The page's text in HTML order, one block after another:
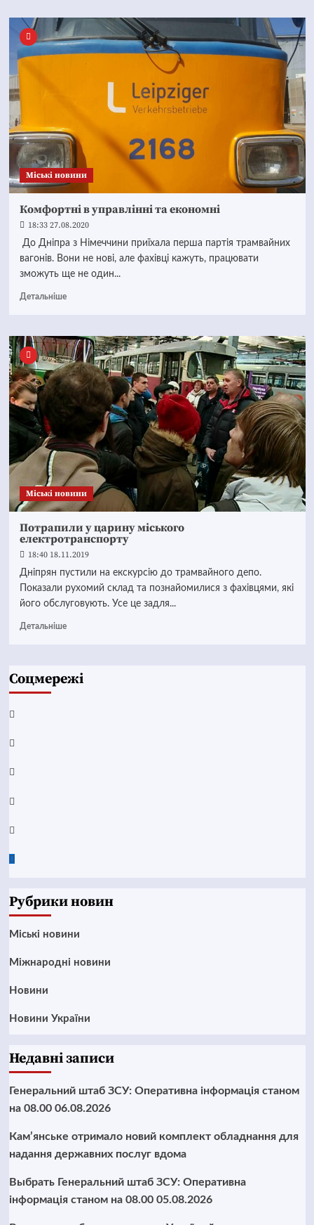
Mіські новини
Комфортні в управлінні та економні
18:33 27.08.2020
До Дніпра з Німеччини приїхала перша партія трамвайних
вагонів. Вони не нові, але фахівці кажуть, працювати
зможуть ще не один...
Детальніше
Mіські новини
Потрапили у царину міського
електротранспорту
18:40 18.11.2019
Дніпрян пустили на екскурсію до трамвайного депо.
Показали рухомий склад та познайомилися з фахівцями, які
його обслуговують. Усе це задля...
Детальніше
Соцмережі
Facebook
YouTube
Telegram
Instagram
Twitter
Google
Рубрики новин
Mіські новини
Міжнародні новини
Новини
Новини України
Недавні записи
Генеральний штаб ЗСУ: Оперативна інформація станом
на 08.00 06.08.2026
Кам’янське отримало новий комплект обладнання для
надання державних послуг вдома
Выбрать Генеральний штаб ЗСУ: Оперативна
інформація станом на 08.00 05.08.2026